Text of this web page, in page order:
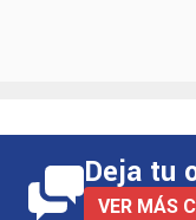
Deja tu
VER MÁS